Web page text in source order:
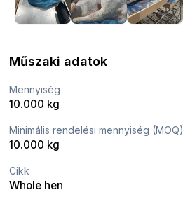
Műszaki adatok
Mennyiség
10.000 kg
Minimális rendelési mennyiség (MOQ)
10.000 kg
Cikk
Whole hen